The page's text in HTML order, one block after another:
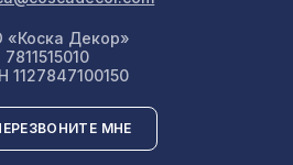
Декор»
1127847100150
МНЕ